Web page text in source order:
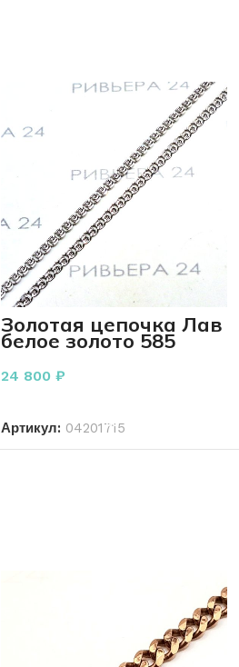
Золотая цепочка Лав
белое золото 585
см
24 800 ₽
Артикул: 04201715